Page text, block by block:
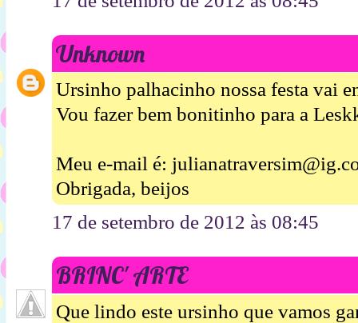
Unknown
Ursinho palhacinho nossa festa vai
Vou fazer bem bonitinho para a
Meu e-mail é:
Obrigada, beijos
17 de setembro de 2012 às 08:45
BRINC' ARTE
Que lindo este ursinho que vamos